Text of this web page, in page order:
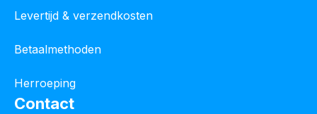
Levertijd & verzendkosten
Betaalmethoden
Herroeping
Contact